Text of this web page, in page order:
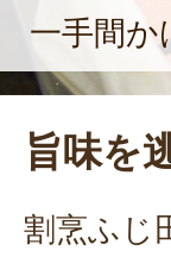
一手間か
旨味を
割烹ふじ